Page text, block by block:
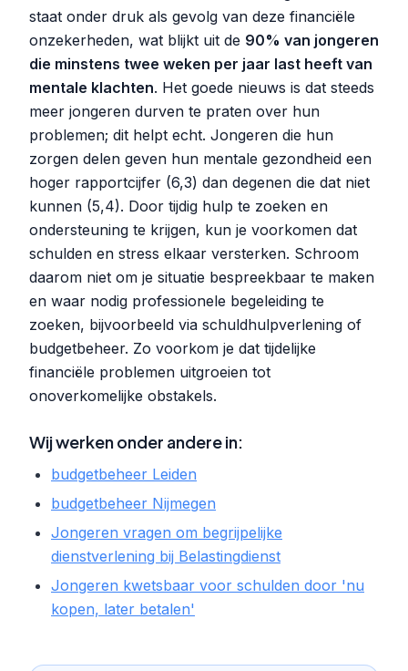
staat onder druk als gevolg van deze financiële
onzekerheden, wat blijkt uit de 90% van jongeren
die minstens twee weken per jaar last heeft van
mentale klachten. Het goede nieuws is dat steeds
meer jongeren durven te praten over hun
problemen; dit helpt echt. Jongeren die hun
zorgen delen geven hun mentale gezondheid een
hoger rapportcijfer (6,3) dan degenen die dat niet
kunnen (5,4). Door tijdig hulp te zoeken en
ondersteuning te krijgen, kun je voorkomen dat
schulden en stress elkaar versterken. Schroom
daarom niet om je situatie bespreekbaar te maken
en waar nodig professionele begeleiding te
zoeken, bijvoorbeeld via schuldhulpverlening of
budgetbeheer. Zo voorkom je dat tijdelijke
financiële problemen uitgroeien tot
onoverkomelijke obstakels.
Wij werken onder andere in:
budgetbeheer Leiden
budgetbeheer Nijmegen
Jongeren vragen om begrijpelijke
dienstverlening bij Belastingdienst
Jongeren kwetsbaar voor schulden door 'nu
kopen, later betalen'